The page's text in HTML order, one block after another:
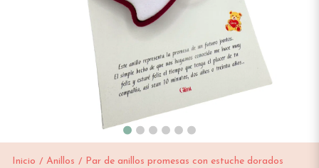
Inicio / Anillos / Par de anillos promesas con estuche dorados